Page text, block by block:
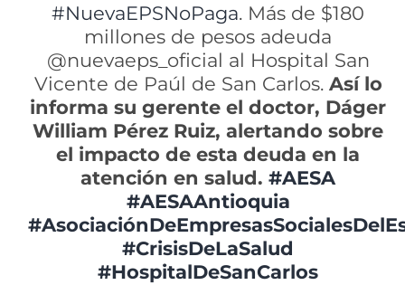
#NuevaEPSNoPaga. Más de $180
millones de pesos adeuda
@nuevaeps_oficial al Hospital San
Vicente de Paúl de San Carlos. Así lo
informa su gerente el doctor, Dáger
William Pérez Ruiz, alertando sobre
el impacto de esta deuda en la
atención en salud.#AESA
#AESAAntioquia
#CrisisDeLaSalud
#HospitalDeSanCarlos